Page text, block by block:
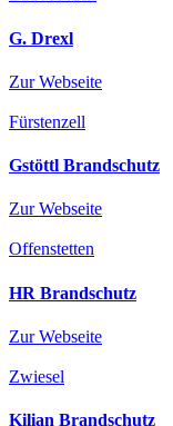
G. Drexl
Zur Webseite
Fürstenzell
Gstöttl Brandschutz
Zur Webseite
Offenstetten
HR Brandschutz
Zur Webseite
Zwiesel
Kilian Brandschutz